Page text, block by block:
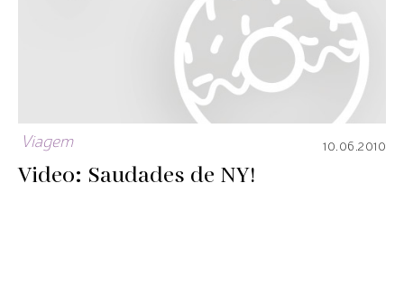
Viagem 10.06.2010
Video: Saudades de NY!